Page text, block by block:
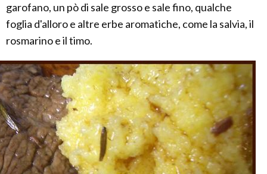
garofano, un pò di sale grosso e sale fino, qualche
foglia d'alloro e altre erbe aromatiche, come la salvia, il
rosmarino e il timo.